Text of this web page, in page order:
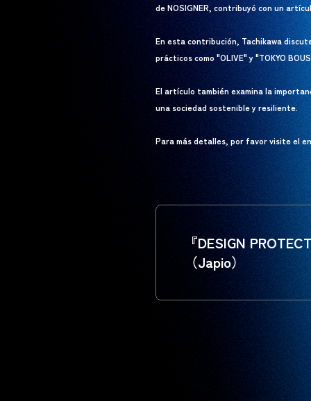
de NOSIGNER, contribuyó con un
En esta contribución, Tachikawa
prácticos como "OLIVE" y "TOKYO
El artículo también examina la
una sociedad sostenible y resiliente.
Para más detalles, por favor visite el
『DESIGN
（Japio）